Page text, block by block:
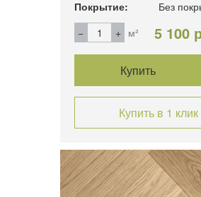
Покрытие:
Без
м²
5 100
Купить
Купить в 1 клик